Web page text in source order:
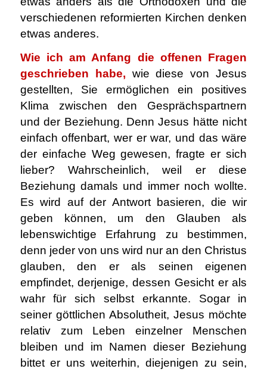
verschiedenen reformierten Kirchen denken
etwas anderes.
Wie ich am Anfang die offenen Fragen
geschrieben habe, wie diese von Jesus
gestellten, Sie ermöglichen ein positives
Klima zwischen den Gesprächspartnern
und der Beziehung. Denn Jesus hätte nicht
einfach offenbart, wer er war, und das wäre
der einfache Weg gewesen, fragte er sich
lieber? Wahrscheinlich, weil er diese
Beziehung damals und immer noch wollte.
Es wird auf der Antwort basieren, die wir
geben können, um den Glauben als
lebenswichtige Erfahrung zu bestimmen,
denn jeder von uns wird nur an den Christus
glauben, den er als seinen eigenen
empfindet, derjenige, dessen Gesicht er als
wahr für sich selbst erkannte. Sogar in
seiner göttlichen Absolutheit, Jesus möchte
relativ zum Leben einzelner Menschen
bleiben und im Namen dieser Beziehung
bittet er uns weiterhin, diejenigen zu sein,